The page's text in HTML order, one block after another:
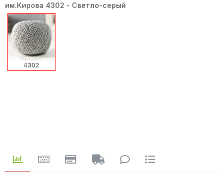
им.Кирова 4302 - Светло-серый
4302